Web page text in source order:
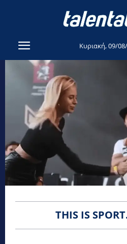
Κυριακή, 09/
THIS IS